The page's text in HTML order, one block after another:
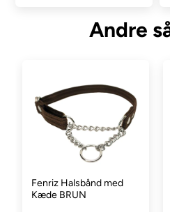
Andre
Fenriz Halsbånd med
Kæde BRUN